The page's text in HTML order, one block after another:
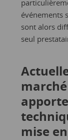
événements
sont alors
seul
mise